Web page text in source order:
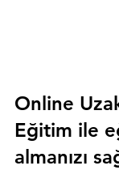
Online
Eğitim ile
almanızı